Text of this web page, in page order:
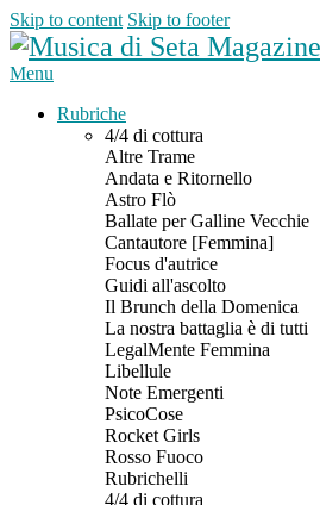
Skip to content Skip to footer
Menu
Rubriche
4/4 di cottura
Altre Trame
Andata e Ritornello
Astro Flò
Ballate per Galline Vecchie
Cantautore [Femmina]
Focus d'autrice
Guidi all'ascolto
Il Brunch della Domenica
La nostra battaglia è di tutti
LegalMente Femmina
Libellule
Note Emergenti
PsicoCose
Rocket Girls
Rosso Fuoco
Rubrichelli
4/4 di cottura